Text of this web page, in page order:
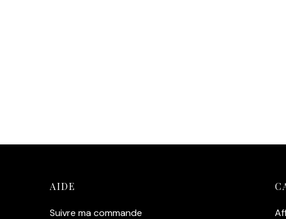
AIDE
Suivre ma commande